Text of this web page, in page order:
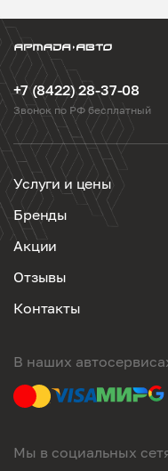
+7 (8422) 28-37-08
Звонок по РФ бесплатный
Услуги и цены
Бренды
Акции
Отзывы
Контакты
В наших
Мы в социальных